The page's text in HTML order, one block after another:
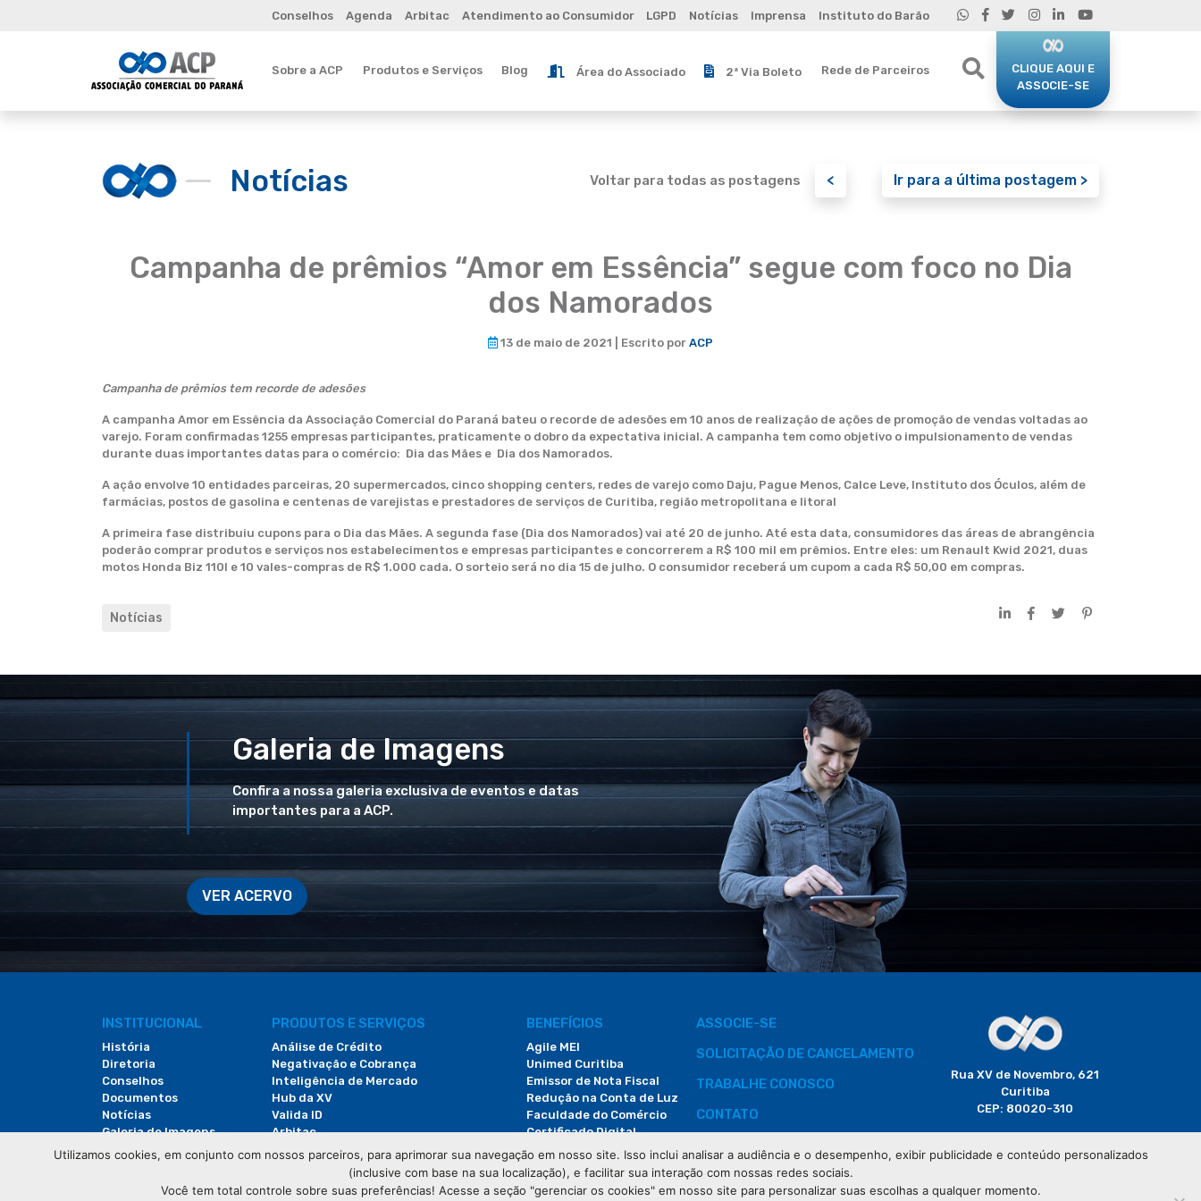
Conselhos Agenda Arbitac Atendimento ao Consumidor LGPD Notícias Imprensa Instituto do Barão
Sobre a ACP Produtos e Serviços Blog Área do Associado 2ª Via Boleto Rede de Parceiros
CLIQUE AQUI E
ASSOCIE-SE
Notícias Voltar para todas as postagens < Ir para a última postagem >
Campanha de prêmios “Amor em Essência” segue com foco no Dia
dos Namorados
13 de maio de 2021 | Escrito por ACP
Campanha de prêmios tem recorde de adesões
A campanha Amor em Essência da Associação Comercial do Paraná bateu o recorde de adesões em 10 anos de realização de ações de promoção de vendas voltadas ao
varejo. Foram confirmadas 1255 empresas participantes, praticamente o dobro da expectativa inicial. A campanha tem como objetivo o impulsionamento de vendas
durante duas importantes datas para o comércio: Dia das Mães e Dia dos Namorados.
A ação envolve 10 entidades parceiras, 20 supermercados, cinco shopping centers, redes de varejo como Daju, Pague Menos, Calce Leve, Instituto dos Óculos, além de
farmácias, postos de gasolina e centenas de varejistas e prestadores de serviços de Curitiba, região metropolitana e litoral
A primeira fase distribuiu cupons para o Dia das Mães. A segunda fase (Dia dos Namorados) vai até 20 de junho. Até esta data, consumidores das áreas de abrangência
poderão comprar produtos e serviços nos estabelecimentos e empresas participantes e concorrerem a R$ 100 mil em prêmios. Entre eles: um Renault Kwid 2021, duas
motos Honda Biz 110I e 10 vales-compras de R$ 1.000 cada. O sorteio será no dia 15 de julho. O consumidor receberá um cupom a cada R$ 50,00 em compras.
Notícias
Galeria de Imagens
Confira a nossa galeria exclusiva de eventos e datas
importantes para a ACP.
VER ACERVO
INSTITUCIONAL
História
Diretoria
Conselhos
Documentos
Notícias
Galeria de Imagens
Revista do Comércio
PRODUTOS E SERVIÇOS
Análise de Crédito
Negativação e Cobrança
Inteligência de Mercado
Hub da XV
Valida ID
Arbitac
Locação de Espaços
BENEFÍCIOS
Agile MEI
Unimed Curitiba
Emissor de Nota Fiscal
Redução na Conta de Luz
Faculdade do Comércio
Certificado Digital
ASSOCIE-SE
SOLICITAÇÃO DE CANCELAMENTO
TRABALHE CONOSCO
CONTATO
DEMANDAS JUDICIAIS
Rua XV de Novembro, 621
Curitiba
CEP: 80020-310
(41) 3320-2929
Utilizamos cookies, em conjunto com nossos parceiros, para aprimorar sua navegação em nosso site. Isso inclui analisar a audiência e o desempenho, exibir publicidade e conteúdo personalizados
(inclusive com base na sua localização), e facilitar sua interação com nossas redes sociais.
Você tem total controle sobre suas preferências! Acesse a seção "gerenciar os cookies" em nosso site para personalizar suas escolhas a qualquer momento.